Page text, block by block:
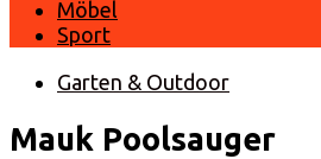
Möbel
Sport
Garten & Outdoor
Mauk Poolsauger